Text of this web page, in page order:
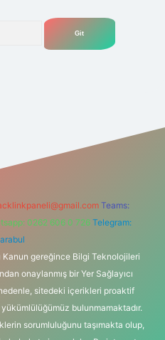
Teams:
0262 606 0 726 Telegram:
Kanun gereğince Bilgi Teknolojileri
onaylanmış bir Yer Sağlayıcı
sitedeki içerikleri proaktif
bulunmamaktadır.
sorumluluğunu taşımakta olup,